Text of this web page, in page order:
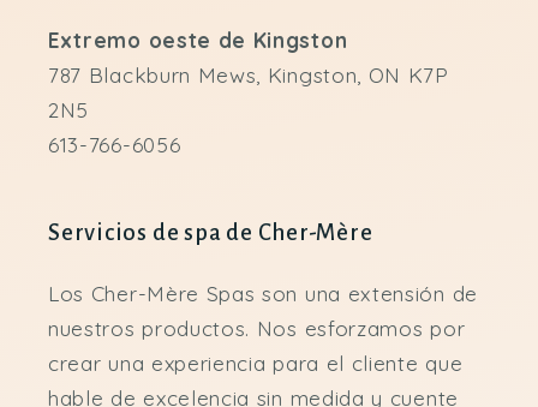
Extremo oeste de Kingston
787 Blackburn Mews, Kingston, ON K7P
2N5
613-766-6056
Servicios de spa de Cher-Mère
Los Cher-Mère Spas son una extensión de
nuestros productos. Nos esforzamos por
crear una experiencia para el cliente que
hable de excelencia sin medida y cuente